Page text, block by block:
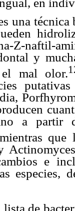
una técnica
Z-
y
mal olor.
a partir
mientras que
e
especies,
de